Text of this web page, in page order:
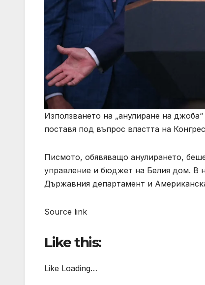
Използването на „анулиране на
поставя под въпрос властта на
Писмото, обявяващо анулирането,
управление и бюджет на Белия дом. В
Държавния департамент и
Source link
Like this:
Like Loading…